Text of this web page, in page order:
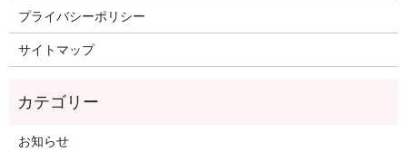
プライバシーポリシー
サイトマップ
お知らせ